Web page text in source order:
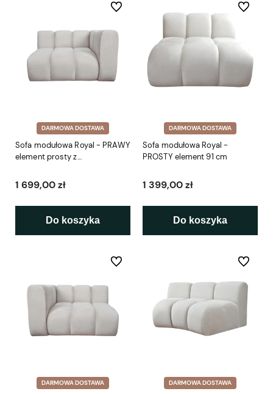
DARMOWA DOSTAWA
Sofa modułowa Royal - PRAWY
element prosty z
1 699,00 zł
Do koszyka
Do ulubionych
DARMOWA DOSTAWA
Sofa modułowa Royal -
PROSTY element 91 cm
1 399,00 zł
Do koszyka
Do
DARMOWA DOSTAWA
Do ulubionych
DARMOWA DOSTAWA
Do